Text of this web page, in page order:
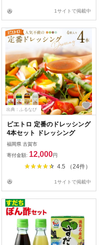
1サイトで掲載中
出典：ふるなび
ピエトロ 定番のドレッシング
4本セット ドレッシング
福岡県 古賀市
寄付金額: 12,000円
4.5 （24件）
1サイトで掲載中